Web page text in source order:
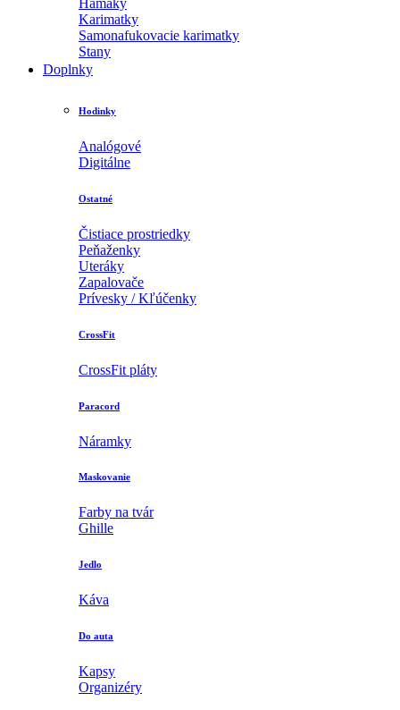
Karimatky
Samonafukovacie karimatky
Stany
Doplnky
Hodinky
Analógové
Digitálne
Ostatné
Čistiace prostriedky
Peňaženky
Uteráky
Zapalovače
Prívesky / Kľúčenky
CrossFit
CrossFit pláty
Paracord
Náramky
Maskovanie
Farby na tvár
Ghille
Jedlo
Káva
Do auta
Kapsy
Organizéry